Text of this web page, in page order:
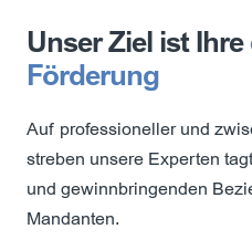
Unser Ziel ist Ihre
Förderung
Auf professioneller und
streben unsere Experten
und gewinnbringenden
Mandanten.